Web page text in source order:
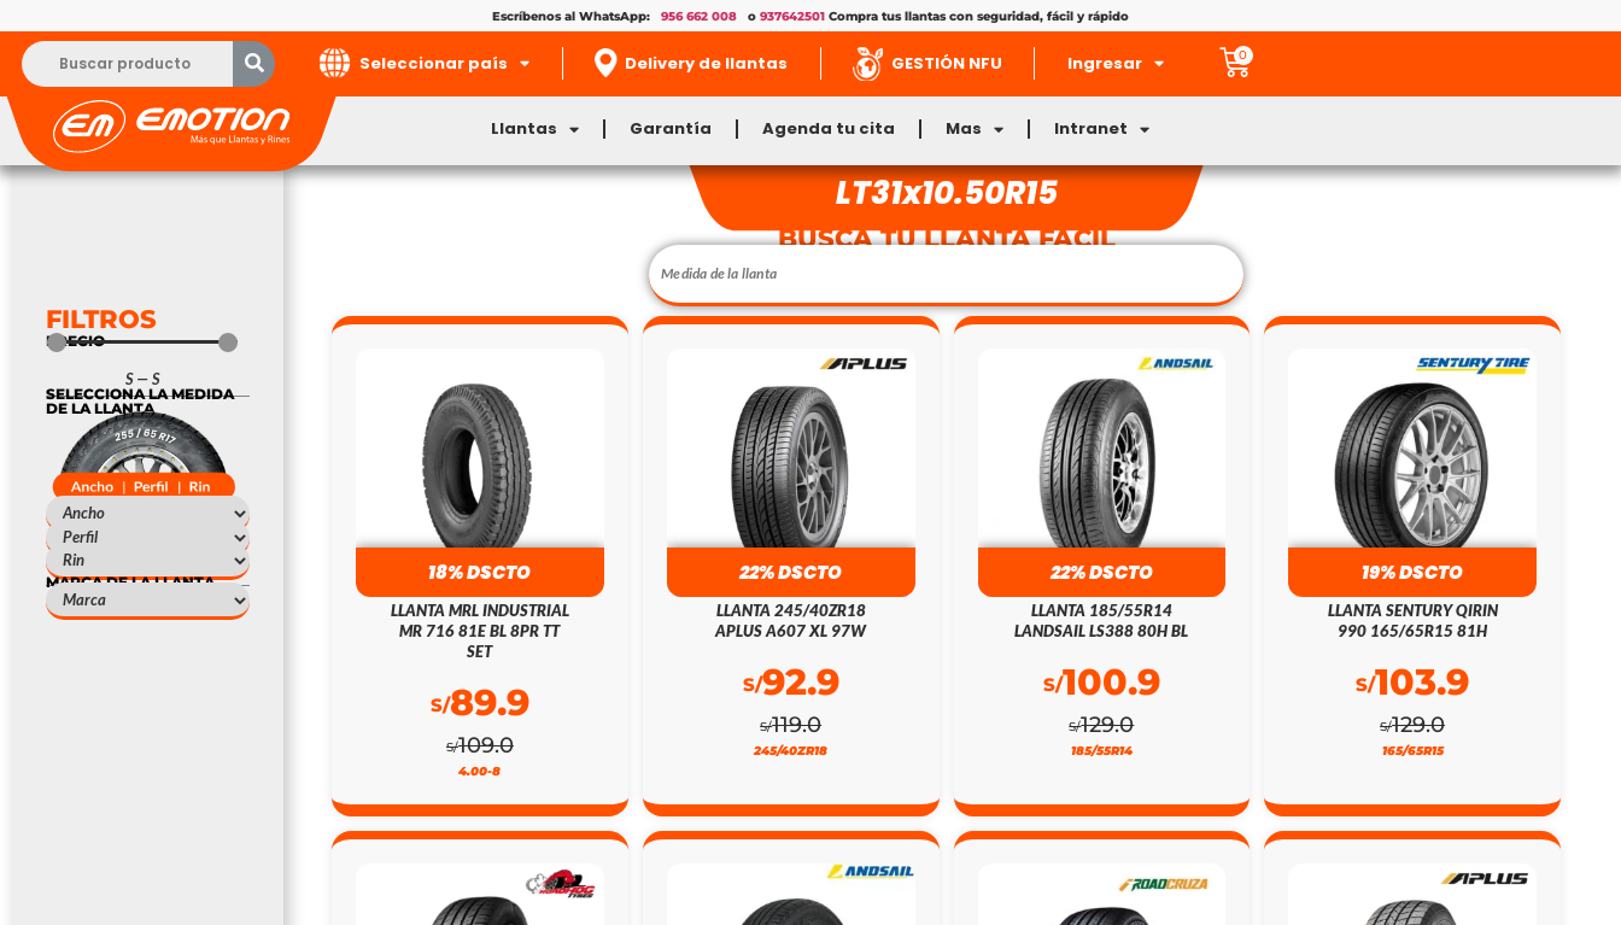
Escríbenos al WhatsApp: 956 662 008 o 937642501 Compra tus llantas con seguridad, fácil y rápido
Seleccionar país Delivery de llantas GESTIÓN NFU Ingresar 0
Llantas Garantía Agenda tu cita Mas Intranet
FILTROS
PRECIO
S —S
SELECCIONA LA MEDIDA
DE LA LLANTA
MARCA DE LA LLANTA
LT31x10.50R15
BUSCA TU LLANTA FÁCIL
18% DSCTO
LLANTA MRL INDUSTRIAL
MR 716 81E BL 8PR TT
SET
S/109.0
S/89.9
4.00-8
22% DSCTO
LLANTA 245/40ZR18
APLUS A607 XL 97W
S/119.0
S/92.9
245/40ZR18
22% DSCTO
LLANTA 185/55R14
LANDSAIL LS388 80H BL
S/129.0
S/100.9
185/55R14
19% DSCTO
LLANTA SENTURY QIRIN
990 165/65R15 81H
S/129.0
S/103.9
165/65R15